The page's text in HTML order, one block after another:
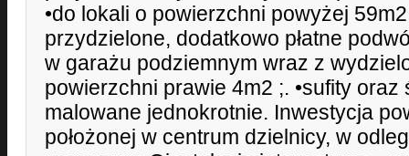
•do lokali o powierzchni powyżej
przydzielone, dodatkowo płatne
w garażu podziemnym wraz z
powierzchni prawie 4m2 ;. •sufity
malowane jednokrotnie. Inwestycja
położonej w centrum dzielnicy, w